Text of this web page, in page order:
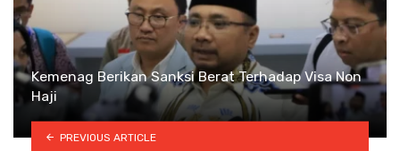
Kemenag Berikan Sanksi Berat Terhadap Visa Non
Haji
PREVIOUS ARTICLE